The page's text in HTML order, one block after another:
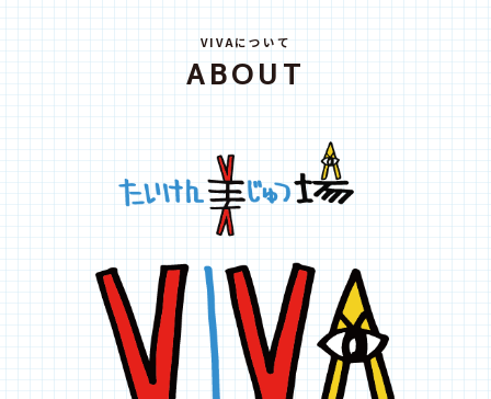
VIVAについて
ABOUT